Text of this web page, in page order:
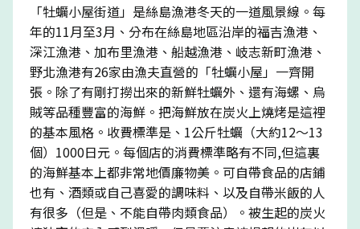
「牡蠣小屋街道」是絲島漁港冬天的一道風景線。每
年的11月至3月、分布在絲島地區沿岸的福吉漁港、
深江漁港、加布里漁港、船越漁港、岐志新町漁港、
野北漁港有26家由漁夫直營的「牡蠣小屋」一齊開
張。除了有剛打撈出來的新鮮牡蠣外、還有海螺、烏
賊等品種豐富的海鮮。把海鮮放在炭火上燒烤是這裡
的基本風格。收費標準是、1公斤牡蠣（大約12～13
個）1000日元。每個店的消費標準略有不同,但這裏
的海鮮基本上都非常地價廉物美。可自帶食品的店鋪
也有、酒類或自己喜愛的調味料、以及自帶米飯的人
有很多（但是、不能自帶肉類食品）。被生起的炭火